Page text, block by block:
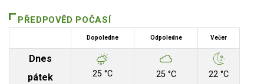
PŘEDPOVĚD POČASÍ
Dopoledne Odpoledne Večer
Dnes
pátek
25 °C 25 °C 22 °C